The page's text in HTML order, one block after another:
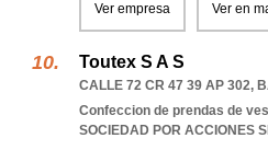
Ver empresa Ver en
Toutex S A S
CALLE 72 CR 47 39 AP 302,
Confeccion de prendas de
SOCIEDAD POR ACCIONES